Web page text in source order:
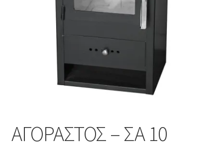
ΑΓΟΡΑΣΤΟΣ – ΣΑ 10